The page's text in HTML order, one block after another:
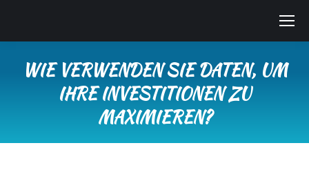
WIE VERWENDEN SIE DATEN, UM
IHRE INVESTITIONEN ZU
MAXIMIEREN?